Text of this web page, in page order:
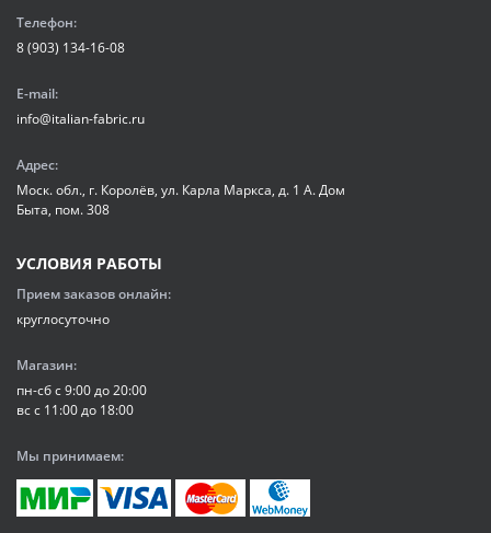
Телефон:
8 (903) 134-16-08
E-mail:
info@italian-fabric.ru
Адрес:
Моск. обл., г. Королёв, ул. Карла Маркса, д. 1 А. Дом
Быта, пом. 308
УСЛОВИЯ РАБОТЫ
Прием заказов онлайн:
круглосуточно
Магазин:
пн-сб с 9:00 до 20:00
вс с 11:00 до 18:00
Мы принимаем: